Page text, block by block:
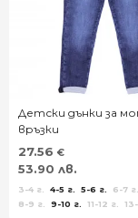
Детски дънки за
връзки
27.56 €
53.90 лв.
3-4 г. 4-5 г. 5-6 г. 6-7 г.
8-9 г.
9-10 г. 11-12 г. 13-